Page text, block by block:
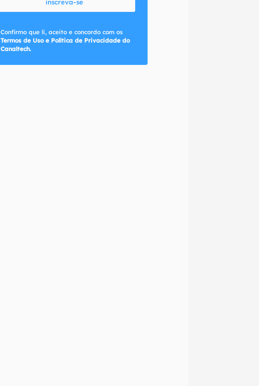
inscreva-se
Confirmo que li, aceito e concordo com os
Termos de Uso e Política de Privacidade do
Canaltech.